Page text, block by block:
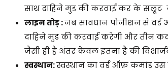
साथ दाहिने मुड की करवाई कर के
लाइन तोड़ :जब सावधान पोजीशन से वर्ड
दाहिने मुड की करवाई करेगी और तीन
जैसी ही है अंतर केवल इतना है की
स्वस्थान:स्वस्थान का वर्ड ऑफ़ कमांड